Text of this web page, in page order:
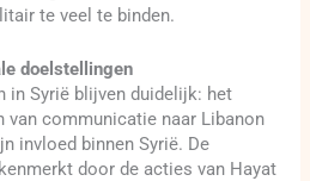
te veel te binden.
doelstellingen
in Syrië blijven duidelijk: het
van communicatie naar Libanon
invloed binnen Syrië. De
door de acties van Hayat